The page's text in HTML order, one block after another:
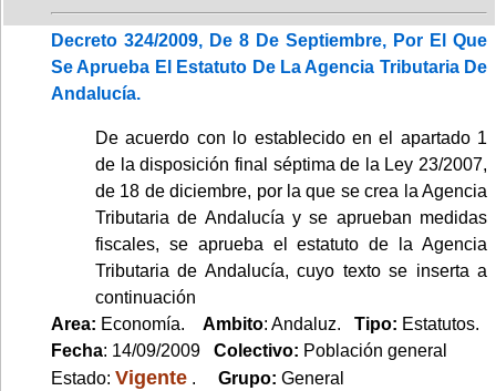
Decreto 324/2009, De 8 De Septiembre, Por El Que
Se Aprueba El Estatuto De La Agencia Tributaria De
Andalucía.
De acuerdo con lo establecido en el apartado 1
de la disposición final séptima de la Ley 23/2007,
de 18 de diciembre, por la que se crea la Agencia
Tributaria de Andalucía y se aprueban medidas
fiscales, se aprueba el estatuto de la Agencia
Tributaria de Andalucía, cuyo texto se inserta a
continuación
Area: Economía. Ambito: Andaluz. Tipo: Estatutos.
Fecha: 14/09/2009 Colectivo: Población general
Estado: Vigente . Grupo: General